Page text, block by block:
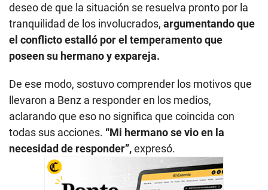
deseo de que la situación se resuelva pronto por la
tranquilidad de los involucrados, argumentando que
el conflicto estalló por el temperamento que
poseen su hermano y expareja.
De ese modo, sostuvo comprender los motivos que
llevaron a Benz a responder en los medios,
aclarando que eso no significa que coincida con
todas sus acciones. “Mi hermano se vio en la
necesidad de responder”,expresó.